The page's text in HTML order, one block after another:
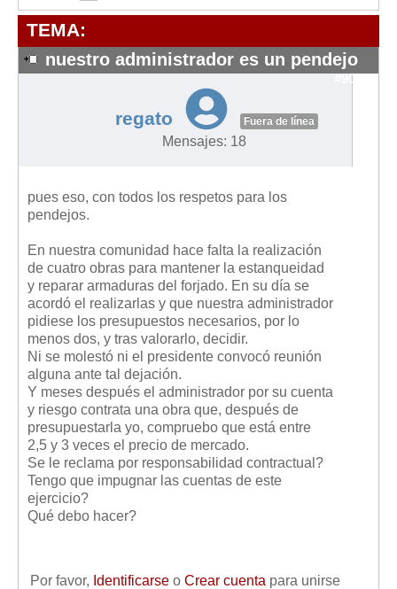
Requerimientos y comunicaciones
Formularios sobre Propiedad Horizontal
Modelos de Acta de Junta de Propietarios
Requerimientos y comunicaciones
Legislación sobre Arrendamientos Urbanos
Legislación sobre la Comunidad de Propietarios
Legislación sobre Adquisición de Vivienda en Propiedad
Legislación de interés práctico
Diccionario
Usuario
Entrar / Salir
Mis boletines
TEMA:
nuestro administrador es un pendejo
#9083
regato Fuera de línea
Mensajes: 18
pues eso, con todos los respetos para los
pendejos.
En nuestra comunidad hace falta la realización
de cuatro obras para mantener la estanqueidad
y reparar armaduras del forjado. En su día se
acordó el realizarlas y que nuestra administrador
pidiese los presupuestos necesarios, por lo
menos dos, y tras valorarlo, decidir.
Ni se molestó ni el presidente convocó reunión
alguna ante tal dejación.
Y meses después el administrador por su cuenta
y riesgo contrata una obra que, después de
presupuestarla yo, compruebo que está entre
2,5 y 3 veces el precio de mercado.
Se le reclama por responsabilidad contractual?
Tengo que impugnar las cuentas de este
ejercicio?
Qué debo hacer?
Por favor, Identificarse o Crear cuenta para unirse